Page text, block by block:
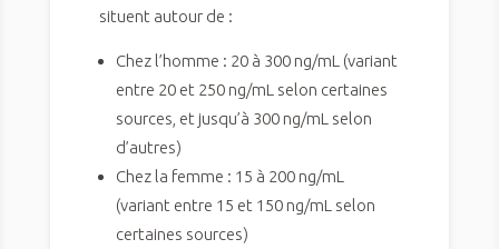
situent autour de :
Chez l’homme : 20 à 300 ng/mL (variant
entre 20 et 250 ng/mL selon certaines
sources, et jusqu’à 300 ng/mL selon
d’autres)
Chez la femme : 15 à 200 ng/mL
(variant entre 15 et 150 ng/mL selon
certaines sources)